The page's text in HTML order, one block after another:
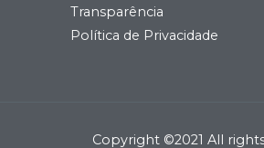
Transparência
Política de Privacidade
Copyright ©2021 All